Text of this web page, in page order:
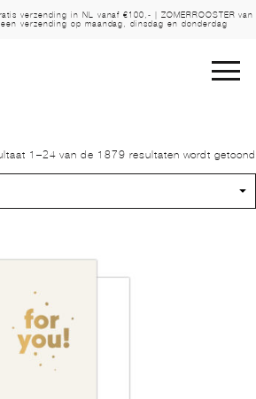
verzending in NL vanaf €100,- | ZOMERROOSTER van
verzending op maandag, dinsdag en donderdag
1–24 van de 1879 resultaten wordt getoond